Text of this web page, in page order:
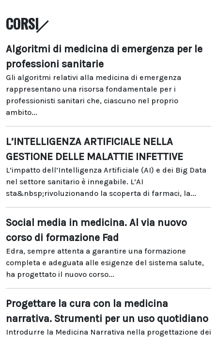
CORSI
Algoritmi di medicina di emergenza per le
professioni sanitarie
Gli algoritmi relativi alla medicina di emergenza
rappresentano una risorsa fondamentale per i
professionisti sanitari che, ciascuno nel proprio
ambito...
L’INTELLIGENZA ARTIFICIALE NELLA
GESTIONE DELLE MALATTIE INFETTIVE
L’impatto dell’Intelligenza Artificiale (AI) e dei Big Data
nel settore sanitario è innegabile. L’AI
sta&nbsp;rivoluzionando la scoperta di farmaci, la...
Social media in medicina. Al via nuovo
corso di formazione Fad
Edra, sempre attenta a garantire una formazione
completa e adeguata alle esigenze del sistema salute,
ha progettato il nuovo corso...
Progettare la cura con la medicina
narrativa. Strumenti per un uso quotidiano
Introdurre la Medicina Narrativa nella progettazione dei